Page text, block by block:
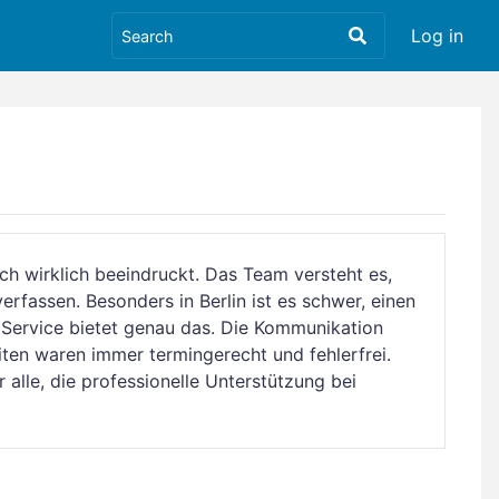
Log in
wirklich beeindruckt. Das Team versteht es,
Besonders in Berlin ist es schwer, einen
bietet genau das. Die Kommunikation
waren immer termingerecht und fehlerfrei.
die professionelle Unterstützung bei